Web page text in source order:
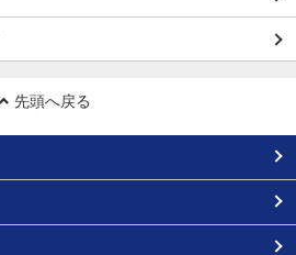
先頭へ戻る